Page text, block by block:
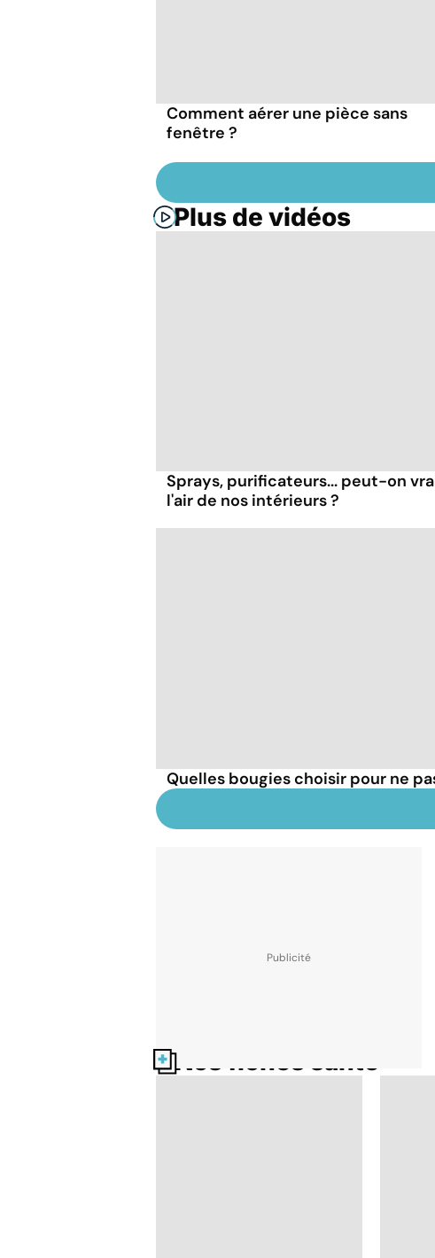
Comment aérer une pièce sans
fenêtre ?
Plus de vidéos
Sprays, purificateurs... peut-on
l'air de nos intérieurs ?
Quelles bougies choisir pour ne
Nos fiches santé